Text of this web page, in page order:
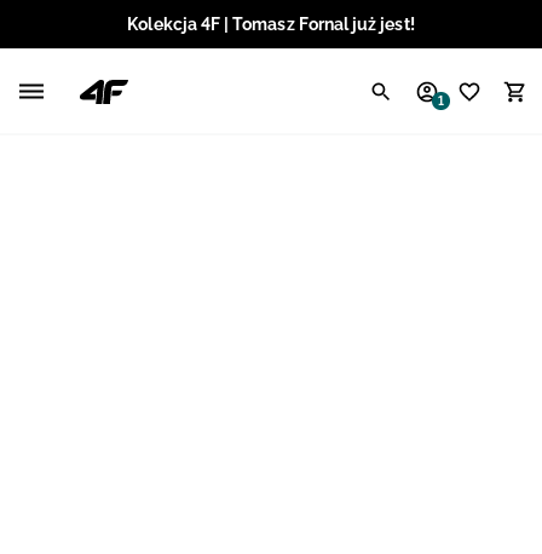
Kolekcja 4F | Tomasz Fornal już jest!
1